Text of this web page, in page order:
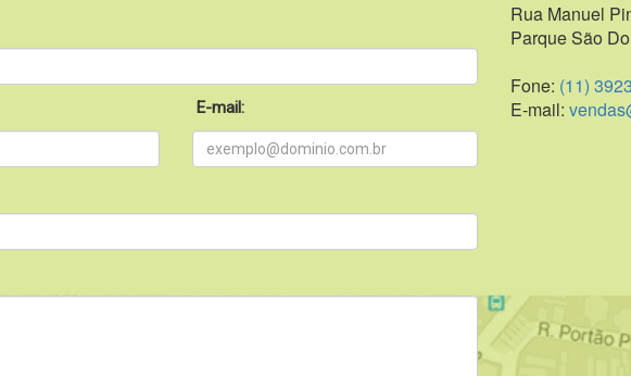
E-mail:
Rua Manuel
Parque São
Fone: (11)
E-mail: